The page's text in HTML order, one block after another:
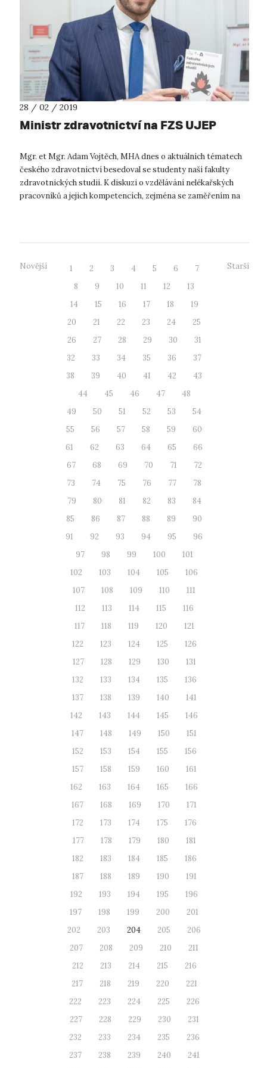
28 / 02 / 2019
Ministr zdravotnictví na FZS UJEP
Mgr. et Mgr. Adam Vojtěch, MHA dnes o aktuálních tématech
českého zdravotnictví besedoval se studenty naší fakulty
zdravotnických studií. K diskuzi o vzdělávání nelékařských
pracovníků a jejich kompetencích, zejména se zaměřením na
Novější 1 2 3 4 5 6
7
8
9 10 11 12
13
14
15 16 17 18
19
20
21 22 23 24
25
26
27 28 29 30
31
32
33 34 35 36
37
38
39 40 41 42
43
44
45 46 47
48
49
50 51 52 53
54
55
56 57 58 59
60
61
62 63 64 65
66
67
68 69 70 71
72
73
74 75 76 77
78
79
80 81 82 83
84
85
86 87 88 89
90
91
92 93 94 95
96
97
98 99 100
101
102
103 104 105
106
107
108 109 110
111
112
113 114 115
116
117
118 119 120
121
122
123 124 125
126
127
128 129 130
131
132
133 134 135
136
137
138 139 140
141
142
143 144 145
146
147
148 149 150
151
152
153 154 155
156
157
158 159 160
161
162
163 164 165
166
167
168 169 170
171
172
173 174 175
176
177
178 179 180
181
182
183 184 185
186
187
188 189 190
191
192
193 194 195
196
197
198 199 200
201
202
203 204 205
206
207
208 209 210
211
212
213 214 215
216
217
218 219 220
221
222
223 224 225
226
227
228 229 230
231
232
233 234 235
236
237
238 239 240
241
Starší